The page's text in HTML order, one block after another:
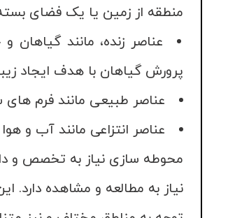
منطقه از زمین یا یک فضای بسته
عناصر زنده، مانند گیاهان
پرورش گیاهان با هدف ایجاد
عناصر طبیعی مانند فرم
عناصر انتزاعی مانند آب و
محوطه سازی نیاز به تخصص و
نیاز به مطالعه و مشاهده